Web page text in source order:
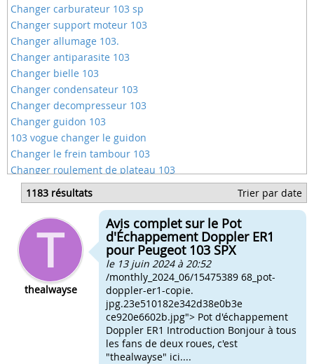
Changer carburateur 103 sp
Changer support moteur 103
Changer allumage 103.
Changer antiparasite 103
Changer bielle 103
Changer condensateur 103
Changer decompresseur 103
Changer guidon 103
103 vogue changer le guidon
Changer le frein tambour 103
Changer roulement de plateau 103
Changer de pot trou d'acceleration
Changer laine de pot leovince
Changer le pot d'un chappy
Changer le pot scooter chinois
1183 résultats Trier par date
thealwayse
Avis complet sur le Pot
d'Échappement Doppler ER1
pour Peugeot 103 SPX
le 13 juin 2024 à 20:52
/monthly_2024_06/15475389 68_pot-
doppler-er1-copie.
jpg.23e510182e342d38e0b3e
ce920e6602b.jpg"> Pot d'échappement
Doppler ER1 Introduction Bonjour à tous
les fans de deux roues, c'est
"thealwayse" ici....